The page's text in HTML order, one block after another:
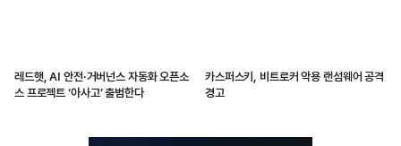
레드햇, AI 안전·거버넌스 자동화 오픈소
스 프로젝트 ‘아사고’ 출범한다
카스퍼스키, 비트로커 악용 랜섬웨어 공격
경고